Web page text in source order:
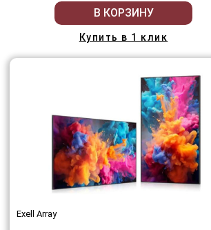
В КОРЗИНУ
Купить в 1 клик
Exell Array